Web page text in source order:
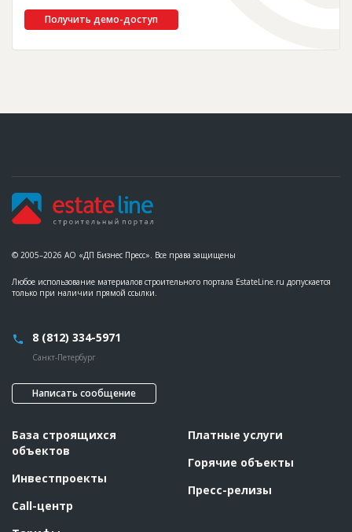
Получить демо-доступ
© 2005–2026 АО «ДП Бизнес Пресс». Все права защищены
Любое использование материалов строительного портала EstateLine.ru допускается
только при наличии прямой ссылки.
8 (812) 334-5971
Санкт-Петербург
Написать сообщение
База строящихся
объектов
Инвестпроекты
Call-центр
Платные услуги
Горячие объекты
Пресс-релизы